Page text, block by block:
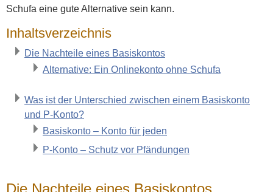
Schufa eine gute Alternative sein kann.
Inhaltsverzeichnis
Die Nachteile eines Basiskontos
Alternative: Ein Onlinekonto ohne Schufa
Was ist der Unterschied zwischen einem Basiskonto
und P-Konto?
Basiskonto – Konto für jeden
P-Konto – Schutz vor Pfändungen
Die Nachteile eines Basiskontos